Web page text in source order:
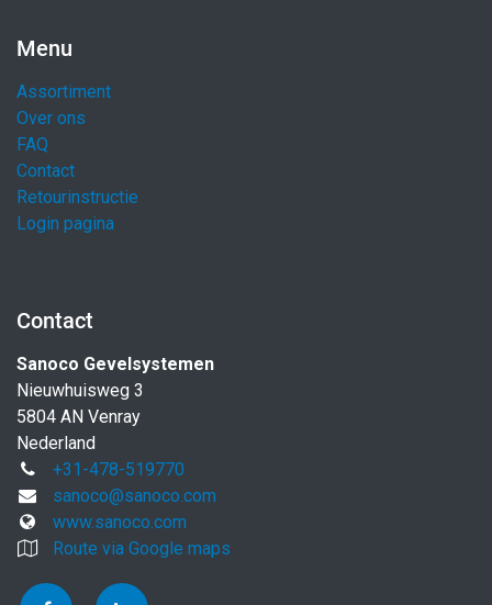
Menu
Assortiment
Over ons
FAQ
Contact
Retourinstructie
Login pagina
Contact
Sanoco Gevelsystemen
Nieuwhuisweg 3
5804 AN Venray
Nederland
+31-478-519770
sanoco@sanoco.com
www.sanoco.com
Route via Google maps